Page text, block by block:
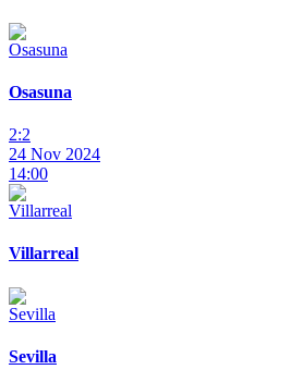
Osasuna
2:2
24 Nov 2024
14:00
Villarreal
Sevilla